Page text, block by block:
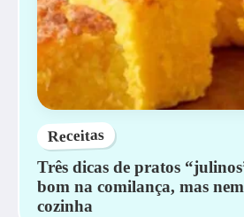
Receitas
Três dicas de pratos
bom na comilança, mas
cozinha